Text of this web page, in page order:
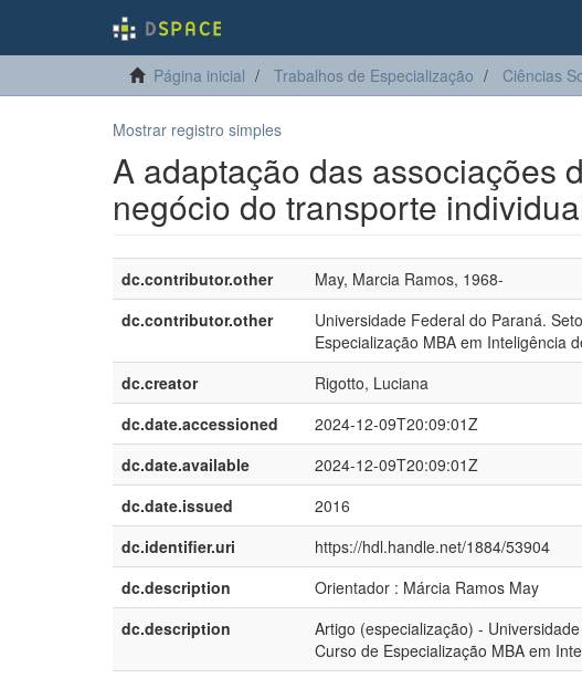
Página inicial Trabalhos de Especialização Ciências
Mostrar registro simples
A adaptação das associações
negócio do transporte
dc.contributor.other May, Marcia Ramos, 1968-
dc.contributor.other
Universidade Federal do Paraná.
Especialização MBA em Inteligência
dc.creator Rigotto, Luciana
dc.date.accessioned
2024-12-09T20:09:01Z
dc.date.available
2024-12-09T20:09:01Z
dc.date.issued
2016
dc.identifier.uri
https://hdl.handle.net/1884/53904
dc.description
Orientador : Márcia Ramos May
dc.description
Artigo (especialização) -
Curso de Especialização MBA em